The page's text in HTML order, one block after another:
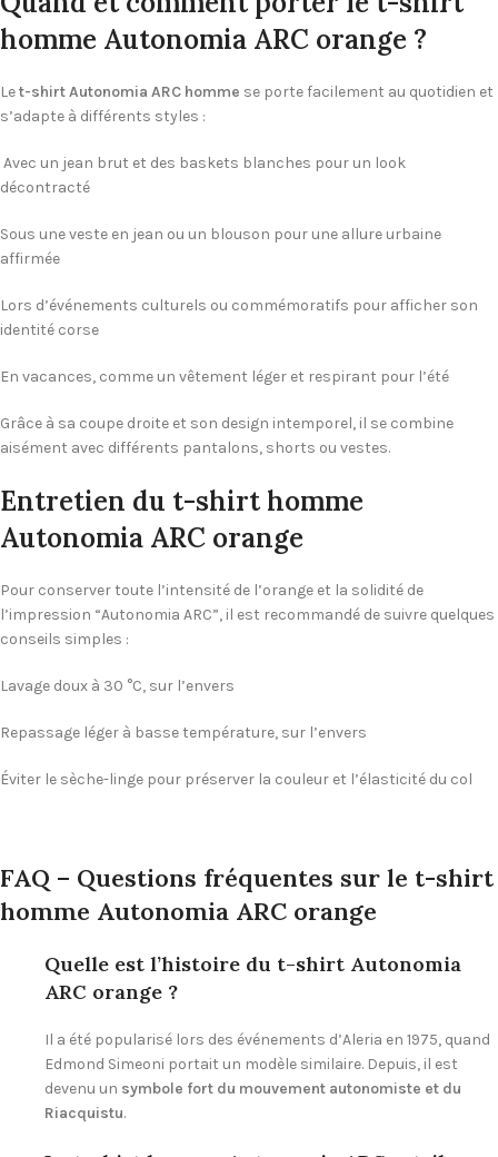
homme Autonomia ARC orange ?
Let-shirt Autonomia ARC homme se porte facilement au quotidien et
s’adapte à différents styles :
Avec un jean brut et des baskets blanches pour un look
décontracté
Sous une veste en jean ou un blouson pour une allure urbaine
affirmée
Lors d’événements culturels ou commémoratifs pour afficher son
identité corse
En vacances, comme un vêtement léger et respirant pour l’été
Grâce à sa coupe droite et son design intemporel, il se combine
aisément avec différents pantalons, shorts ou vestes.
Entretien du t-shirt homme
Autonomia ARC orange
Pour conserver toute l’intensité de l’orange et la solidité de
l’impression “Autonomia ARC”, il est recommandé de suivre quelques
conseils simples :
Lavage doux à 30 °C, sur l’envers
Repassage léger à basse température, sur l’envers
Éviter le sèche-linge pour préserver la couleur et l’élasticité du col
FAQ – Questions fréquentes sur le t-shirt
homme Autonomia ARC orange
Quelle est l’histoire du t-shirt Autonomia
ARC orange ?
Il a été popularisé lors des événements d’Aleria en 1975, quand
Edmond Simeoni portait un modèle similaire. Depuis, il est
devenu un symbole fort du mouvement autonomiste et du
Riacquistu.